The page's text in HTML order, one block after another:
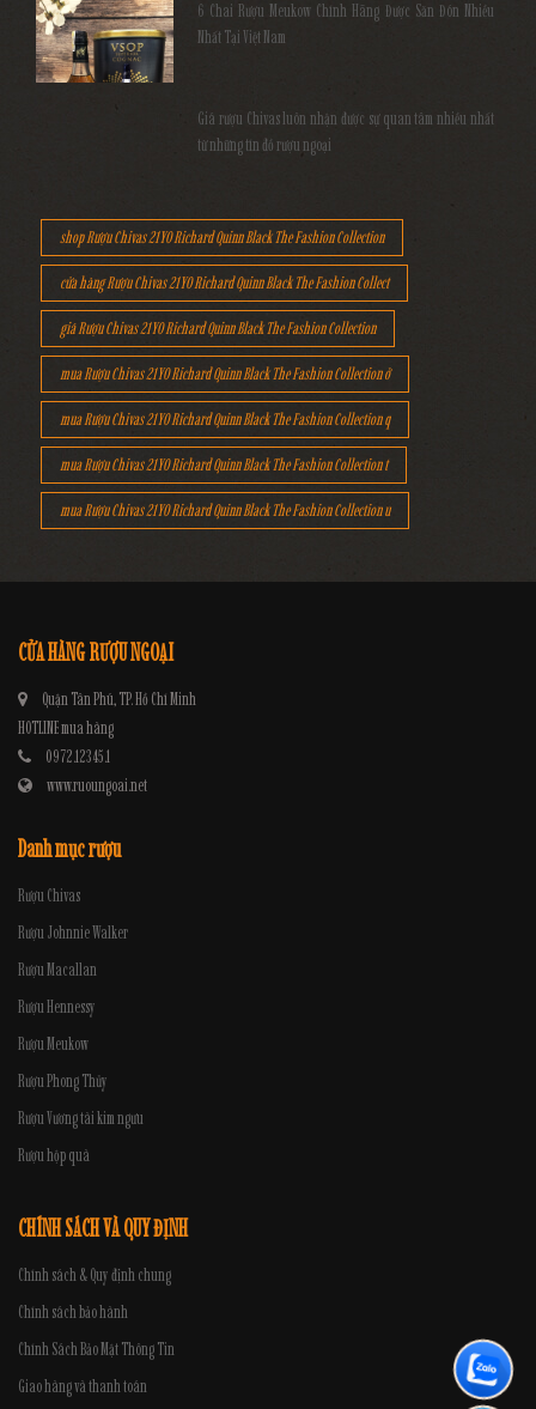
6 Chai Rượu Meukow Chính Hãng Được Săn Đón Nhiều
Nhất Tại Việt Nam
Giá rượu Chivas luôn nhận được sự quan tâm nhiều nhất
từ những tín đồ rượu ngoại
shop Rượu Chivas 21YO Richard Quinn Black The Fashion Collection
cửa hàng Rượu Chivas 21YO Richard Quinn Black The Fashion Collect
giá Rượu Chivas 21YO Richard Quinn Black The Fashion Collection
mua Rượu Chivas 21YO Richard Quinn Black The Fashion Collection ở
mua Rượu Chivas 21YO Richard Quinn Black The Fashion Collection q
mua Rượu Chivas 21YO Richard Quinn Black The Fashion Collection t
mua Rượu Chivas 21YO Richard Quinn Black The Fashion Collection u
CỬA HÀNG RƯỢU NGOẠI
Quận Tân Phú, TP. Hồ Chí Minh
HOTLINE mua hàng
0972.12345.1
www.ruoungoai.net
Danh mục rượu
Rượu Chivas
Rượu Johnnie Walker
Rượu Macallan
Rượu Hennessy
Rượu Meukow
Rượu Phong Thủy
Rượu Vương tài kim ngưu
Rượu hộp quà
CHÍNH SÁCH VÀ QUY ĐỊNH
Chính sách & Quy định chung
Chính sách bảo hành
Chính Sách Bảo Mật Thông Tin
Giao hàng và thanh toán